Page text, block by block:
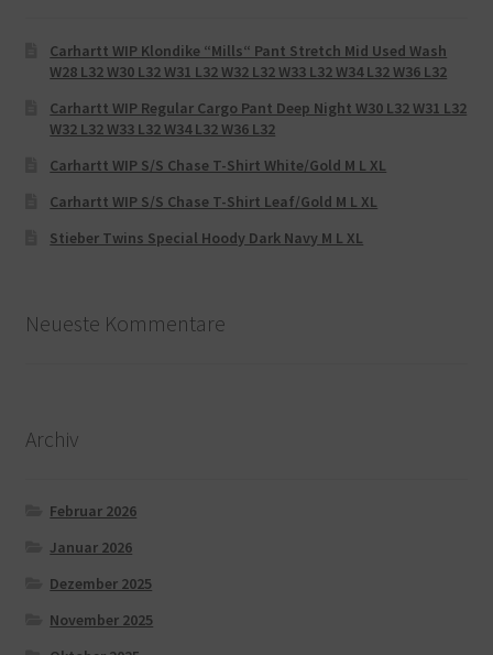
Carhartt WIP Klondike “Mills“ Pant Stretch Mid Used Wash
W28 L32 W30 L32 W31 L32 W32 L32 W33 L32 W34 L32 W36 L32
Carhartt WIP Regular Cargo Pant Deep Night W30 L32 W31 L32
W32 L32 W33 L32 W34 L32 W36 L32
Carhartt WIP S/S Chase T-Shirt White/Gold M L XL
Carhartt WIP S/S Chase T-Shirt Leaf/Gold M L XL
Stieber Twins Special Hoody Dark Navy M L XL
Neueste Kommentare
Archiv
Februar 2026
Januar 2026
Dezember 2025
November 2025